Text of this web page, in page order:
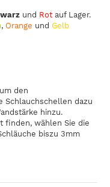
und Rot auf Lager.
, Orange und Gelb
den
Schlauchschellen dazu
hinzu.
finden, wählen Sie die
biszu 3mm